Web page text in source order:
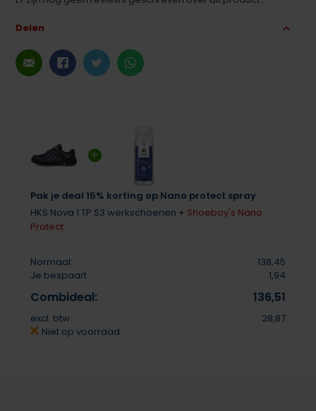
Pak je deal 15% korting op Nano protect spray
HKS Nova 1 TP S3 werkschoenen + Shoeboy's Nano
Protect
Normaal:
138,45
Je bespaart
1,94
Combideal: 136,51
excl. btw
28,87
Niet op voorraad
Delen